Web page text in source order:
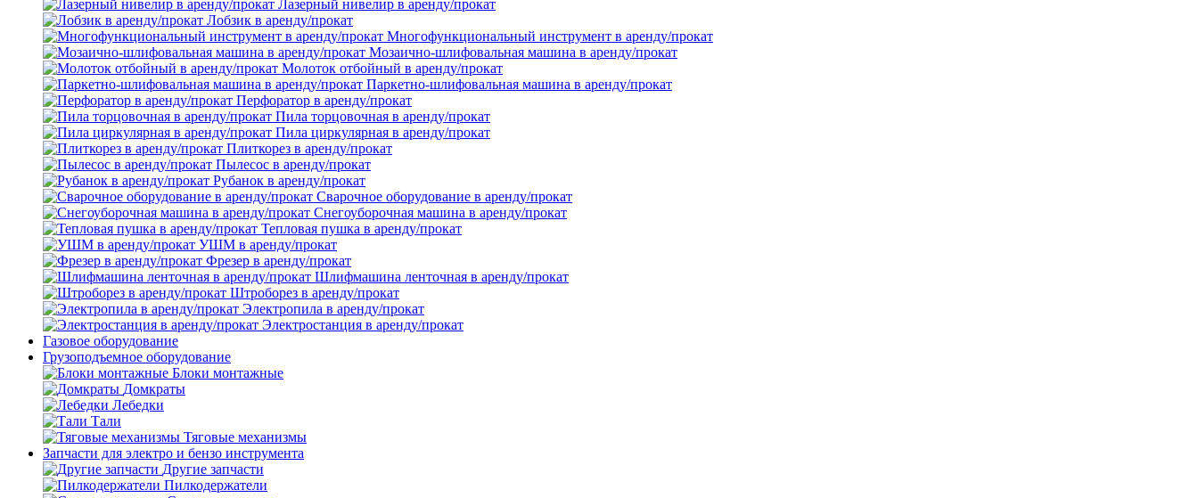
Лазерный нивелир в аренду/прокат
Лобзик в аренду/прокат
Многофункциональный инструмент в аренду/прокат
Мозаично-шлифовальная машина в аренду/прокат
Молоток отбойный в аренду/прокат
Паркетно-шлифовальная машина в аренду/прокат
Перфоратор в аренду/прокат
Пила торцовочная в аренду/прокат
Пила циркулярная в аренду/прокат
Плиткорез в аренду/прокат
Пылесос в аренду/прокат
Рубанок в аренду/прокат
Сварочное оборудование в аренду/прокат
Снегоуборочная машина в аренду/прокат
Тепловая пушка в аренду/прокат
УШМ в аренду/прокат
Фрезер в аренду/прокат
Шлифмашина ленточная в аренду/прокат
Штроборез в аренду/прокат
Электропила в аренду/прокат
Электростанция в аренду/прокат
Газовое оборудование
Грузоподъемное оборудование
Блоки монтажные
Домкраты
Лебедки
Тали
Тяговые механизмы
Запчасти для электро и бензо инструмента
Другие запчасти
Пилкодержатели